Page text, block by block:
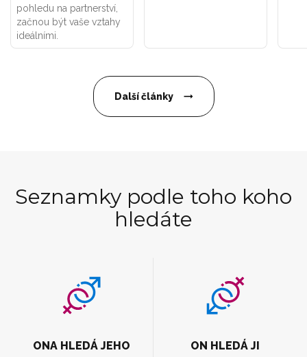
pohledu na partnerství,
začnou být vaše vztahy
ideálními.
Další články
Seznamky podle toho koho
hledáte
ONA HLEDÁ JEHO ON HLEDÁ JI